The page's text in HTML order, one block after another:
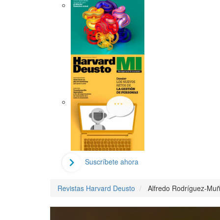
Suscríbete ahora
Revistas Harvard Deusto Alfredo Rodríguez-